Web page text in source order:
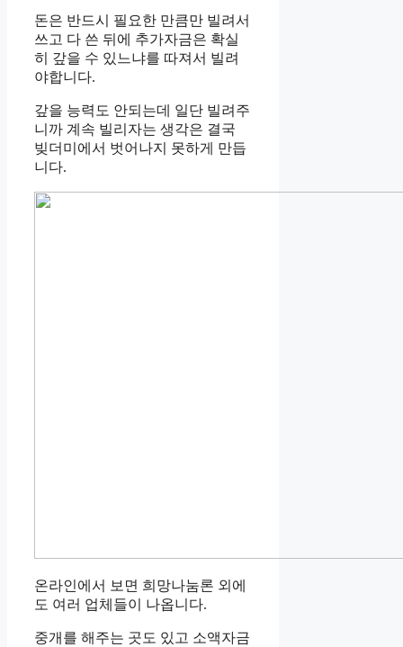
돈은 반드시 필요한 만큼만 빌려서
쓰고 다 쓴 뒤에 추가자금은 확실
히 갚을 수 있느냐를 따져서 빌려
야합니다.
갚을 능력도 안되는데 일단 빌려주
니까 계속 빌리자는 생각은 결국
빚더미에서 벗어나지 못하게 만듭
니다.
온라인에서 보면 희망나눔론 외에
도 여러 업체들이 나옵니다.
중개를 해주는 곳도 있고 소액자금